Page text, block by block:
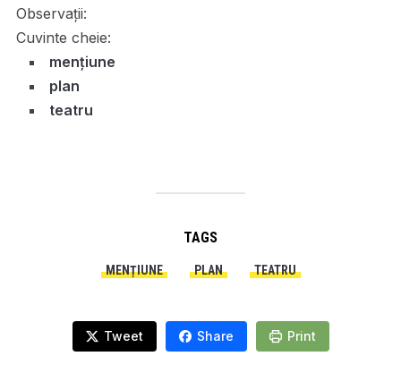
Observații:
Cuvinte cheie:
mențiune
plan
teatru
TAGS
MENȚIUNE PLAN TEATRU
Tweet Share Print